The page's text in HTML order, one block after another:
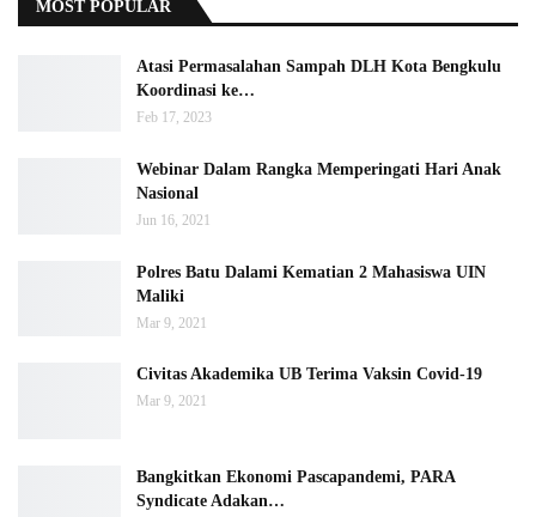
MOST POPULAR
Atasi Permasalahan Sampah DLH Kota Bengkulu
Koordinasi ke…
Feb 17, 2023
Webinar Dalam Rangka Memperingati Hari Anak
Nasional
Jun 16, 2021
Polres Batu Dalami Kematian 2 Mahasiswa UIN
Maliki
Mar 9, 2021
Civitas Akademika UB Terima Vaksin Covid-19
Mar 9, 2021
Bangkitkan Ekonomi Pascapandemi, PARA
Syndicate Adakan…